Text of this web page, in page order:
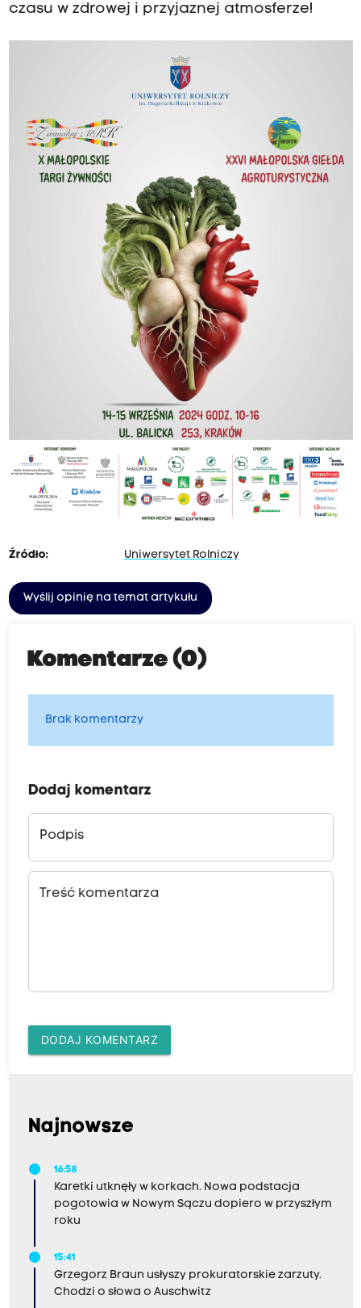
czasu w zdrowej i przyjaznej atmosferze!
Źródło: Uniwersytet Rolniczy
Wyślij opinię na temat artykułu
Komentarze (0)
Brak komentarzy
Dodaj komentarz
Podpis
Treść komentarza
DODAJ KOMENTARZ
Najnowsze
16:58
Karetki utknęły w korkach. Nowa podstacja
pogotowia w Nowym Sączu dopiero w przyszłym
roku
15:41
Grzegorz Braun usłyszy prokuratorskie zarzuty.
Chodzi o słowa o Auschwitz